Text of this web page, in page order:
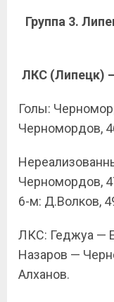
Группа 3.
ЛКС (Липецк)
Голы:
Черномордов,
Черномордов,
6-м: Д.Волков,
ЛКС: Геджуа —
Назаров —
Алханов.